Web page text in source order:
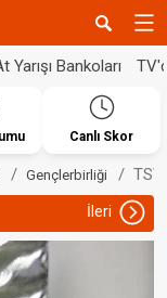
Yarışı Bankoları
Canlı Skor
Gençlerbirliği
İleri